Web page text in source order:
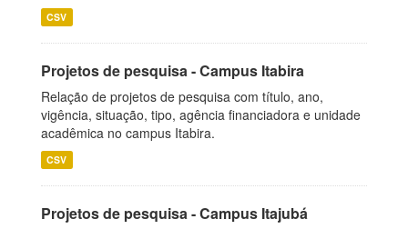
CSV
Projetos de pesquisa - Campus Itabira
Relação de projetos de pesquisa com título, ano,
vigência, situação, tipo, agência financiadora e unidade
acadêmica no campus Itabira.
CSV
Projetos de pesquisa - Campus Itajubá